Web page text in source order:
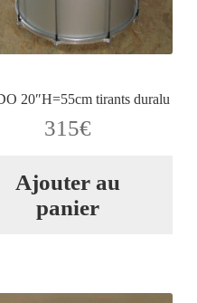
20″H=55cm tirants duralu
315€
Ajouter au
panier